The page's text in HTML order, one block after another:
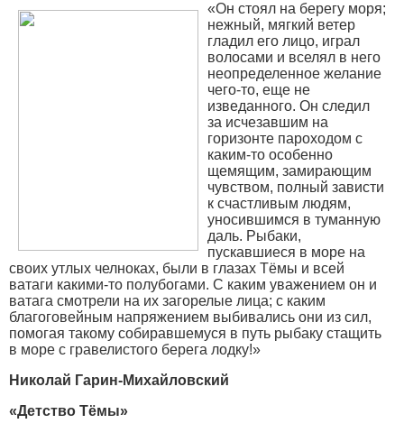
«Он стоял на берегу моря;
нежный, мягкий ветер
гладил его лицо, играл
волосами и вселял в него
неопределенное желание
чего-то, еще не
изведанного. Он следил
за исчезавшим на
горизонте пароходом с
каким-то особенно
щемящим, замирающим
чувством, полный зависти
к счастливым людям,
уносившимся в туманную
даль. Рыбаки,
пускавшиеся в море на
своих утлых челноках, были в глазах Тёмы и всей
ватаги какими-то полубогами. С каким уважением он и
ватага смотрели на их загорелые лица; с каким
благоговейным напряжением выбивались они из сил,
помогая такому собиравшемуся в путь рыбаку стащить
в море с гравелистого берега лодку!»
Николай Гарин-Михайловский
«Детство Тёмы»